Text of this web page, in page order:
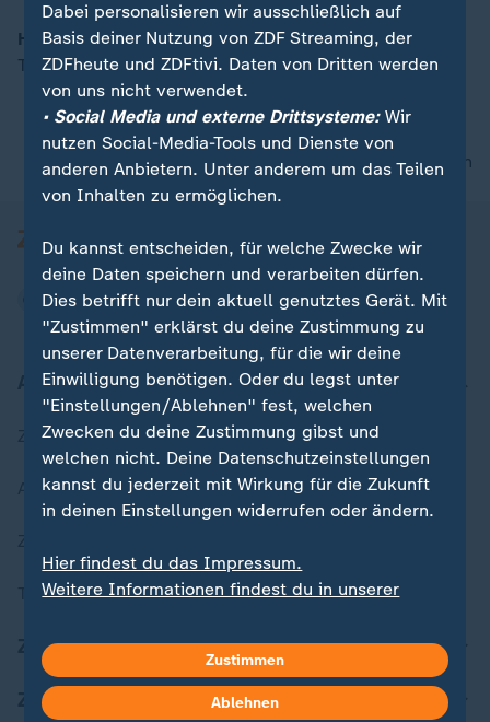
Hula-Hoop voll im Trend
Tipps für Einsteiger und Profis
nach oben
Aktuell bei ZDFheute
Zuletzt veröffentlicht
Aktuelle Sendungs-Videos
Themen im Überblick
ZDFheute Update
ZDFheute Apps
Dabei personalisieren wir ausschließlich auf
Basis deiner Nutzung von ZDF Streaming, der
ZDFheute und ZDFtivi. Daten von Dritten werden
von uns nicht verwendet.
• Social Media und externe Drittsysteme:Wir
nutzen Social-Media-Tools und Dienste von
anderen Anbietern. Unter anderem um das Teilen
von Inhalten zu ermöglichen.
Du kannst entscheiden, für welche Zwecke wir
deine Daten speichern und verarbeiten dürfen.
Dies betrifft nur dein aktuell genutztes Gerät. Mit
"Zustimmen" erklärst du deine Zustimmung zu
unserer Datenverarbeitung, für die wir deine
Einwilligung benötigen. Oder du legst unter
"Einstellungen/Ablehnen" fest, welchen
Zwecken du deine Zustimmung gibst und
welchen nicht. Deine Datenschutzeinstellungen
kannst du jederzeit mit Wirkung für die Zukunft
in deinen Einstellungen widerrufen oder ändern.
Hier findest du das Impressum.
Weitere Informationen findest du in unserer
Zustimmen
Ablehnen